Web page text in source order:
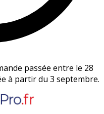
passée entre le 28
à partir du 3 septembre.